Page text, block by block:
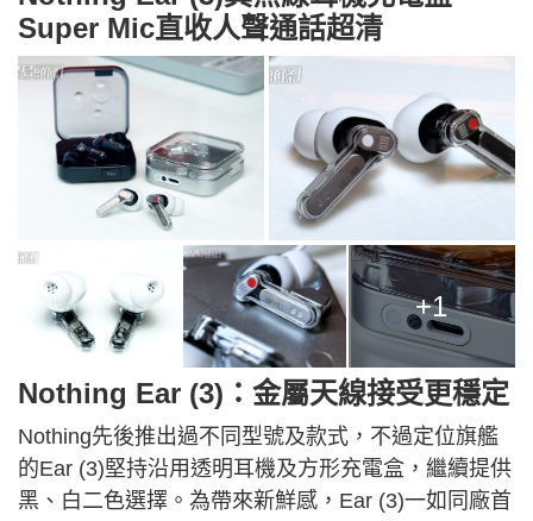
Super Mic直收人聲通話超清
+1
Nothing Ear (3)：金屬天線接受更穩定
Nothing先後推出過不同型號及款式，不過定位旗艦
的Ear (3)堅持沿用透明耳機及方形充電盒，繼續提供
黑、白二色選擇。為帶來新鮮感，Ear (3)一如同廠首